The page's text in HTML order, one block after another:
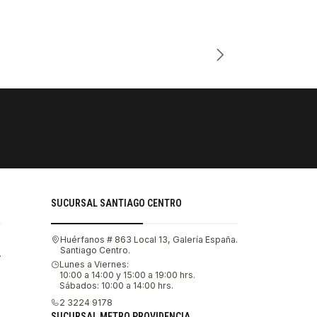
SUCURSAL SANTIAGO CENTRO
Huérfanos # 863 Local 13, Galería España.
Santiago Centro.
Lunes a Viernes:
10:00 a 14:00 y 15:00 a 19:00 hrs.
Sábados: 10:00 a 14:00 hrs.
2 3224 9178